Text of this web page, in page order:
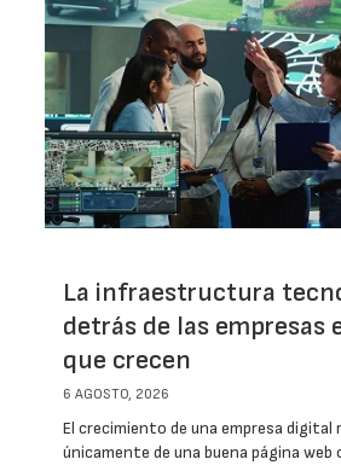
La infraestructura
detrás de las empresas
que crecen
6 AGOSTO, 2026
El crecimiento de una empresa digital
únicamente de una buena página web